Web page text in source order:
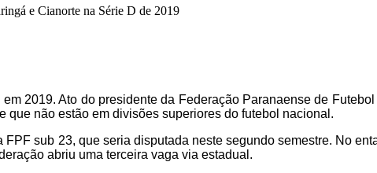
e Cianorte na Série D de 2019
2019. Ato do presidente da Federação Paranaense de
não estão em divisões superiores do futebol nacional.
sub 23, que seria disputada neste segundo semestre. No
abriu uma terceira vaga via estadual.